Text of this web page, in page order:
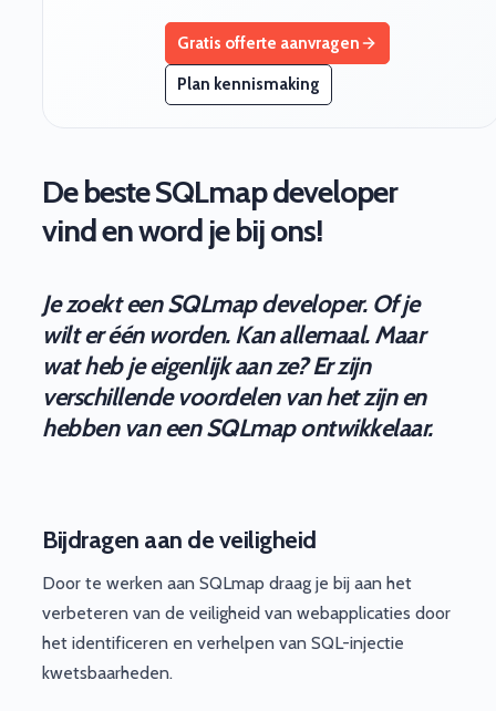
Gratis offerte aanvragen
Plan kennismaking
De beste SQLmap developer
vind en word je bij ons!
Je zoekt een SQLmap developer. Of je
wilt er één worden. Kan allemaal. Maar
wat heb je eigenlijk aan ze? Er zijn
verschillende voordelen van het zijn en
hebben van een SQLmap ontwikkelaar.
Bijdragen aan de veiligheid
Door te werken aan SQLmap draag je bij aan het
verbeteren van de veiligheid van webapplicaties door
het identificeren en verhelpen van SQL-injectie
kwetsbaarheden.